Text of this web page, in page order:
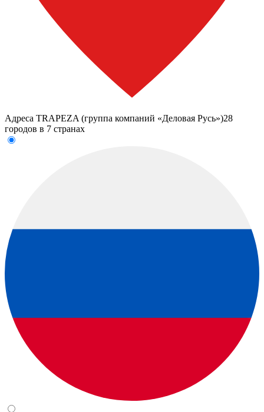
Адреса TRAPEZA (группа компаний «Деловая Русь»)28
городов в 7 странах